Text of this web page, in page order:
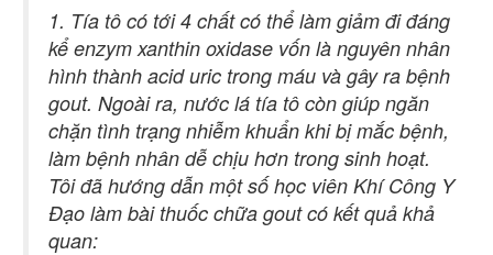
1. Tía tô có tới 4 chất có thể làm giảm đi đáng
kể enzym xanthin oxidase vốn là nguyên nhân
hình thành acid uric trong máu và gây ra bệnh
gout. Ngoài ra, nước lá tía tô còn giúp ngăn
chặn tình trạng nhiễm khuẩn khi bị mắc bệnh,
làm bệnh nhân dễ chịu hơn trong sinh hoạt.
Tôi đã hướng dẫn một số học viên Khí Công Y
Đạo làm bài thuốc chữa gout có kết quả khả
quan: